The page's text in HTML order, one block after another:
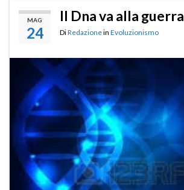
MAG
24
Il Dna va alla guerra
DiRedazionein Evoluzionismo